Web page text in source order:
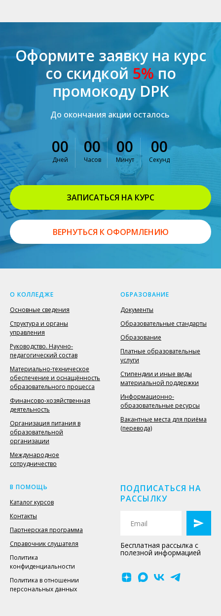
Оформите заявку на курс
со скидкой 5% по
промокоду DPK
До окончания акции осталось
00
Дней
00
Часов
00
Минут
00
Секунд
ЗАПИСАТЬСЯ НА КУРС
ВЕРНУТЬСЯ К ОФОРМЛЕНИЮ
О КОЛЛЕДЖЕ
Основные сведения
Структура и органы
управления
Руководство. Научно-
педагогический состав
Материально-техническое
обеспечение и оснащённость
образовательного процесса
Финансово-хозяйственная
деятельность
Организация питания в
образовательной
организации
Международное
сотрудничество
ОБРАЗОВАНИЕ
Документы
Образовательные стандарты
Образование
Платные образовательные
услуги
Стипендии и иные виды
материальной поддержки
Информационно-
образовательные ресурсы
Вакантные места для приёма
(перевода)
В ПОМОЩЬ
Каталог курсов
Контакты
Партнерская программа
Справочник слушателя
Политика
конфиденциальности
Политика в отношении
персональных данных
ПОДПИСАТЬСЯ НА
РАССЫЛКУ
Бесплатная рассылка с
полезной информацией